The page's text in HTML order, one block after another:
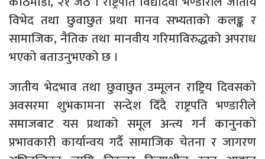
विभेद तथा छुवाछुत प्रथा मानव सभ्यताको कलङ्क र
सामाजिक, नैतिक तथा मानवीय गरिमाविरुद्धको अपराध
भएको बताउनुभएको छ ।
जातीय भेदभाव तथा छुवाछुत उम्मूलन राष्ट्रिय दिवसको
अवसरमा शुभकामना सन्देश दिँदै राष्ट्रपति भण्डारीले
समाजबाट यस प्रथाको समूल अन्त्य गर्न कानुनको
प्रभावकारी कार्यान्वय गर्दै सामाजिक चेतना र जागरण